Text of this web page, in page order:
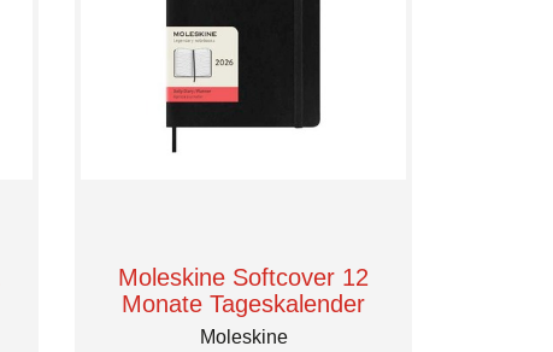
Moleskine Softcover 12
Monate Tageskalender
Moleskine